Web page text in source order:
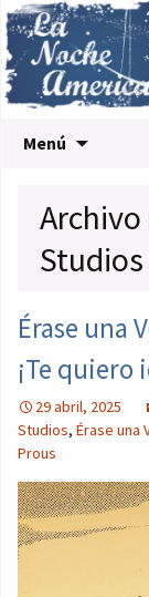
Menú
Studios
Érase una
¡Te quiero
29 abril, 2025
Studios, Érase una
Prous